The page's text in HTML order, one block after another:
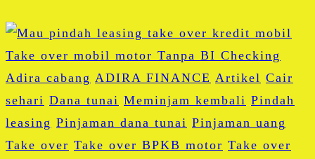
Adira cabang ADIRA FINANCE Artikel Cair
sehari Dana tunai Meminjam kembali Pindah
leasing Pinjaman dana tunai Pinjaman uang
Take over Take over BPKB motor Take over